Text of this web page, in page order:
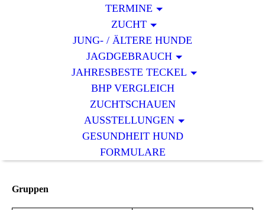
TERMINE
ZUCHT
JUNG- / ÄLTERE HUNDE
JAGDGEBRAUCH
JAHRESBESTE TECKEL
BHP VERGLEICH
ZUCHTSCHAUEN
AUSSTELLUNGEN
GESUNDHEIT HUND
FORMULARE
Gruppen